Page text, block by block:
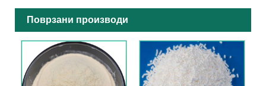
Поврзани производи